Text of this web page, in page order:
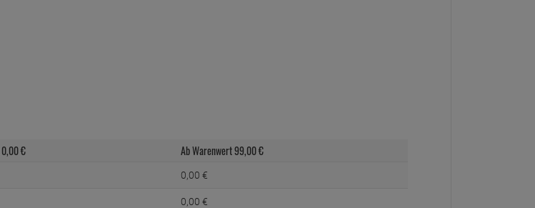
0,00€ Ab Warenwert99,00€
0, 00 €
0, 00 €